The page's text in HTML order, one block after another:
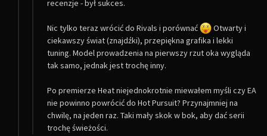
recenzje - był sukces.
Nic tylko teraz wrócić do Rivals i porównać
Otwarty i
ciekawszy świat (znajdźki), przepiękna grafika i lekki
tuning. Model prowadzenia na pierwszy rzut oka wygląda
tak samo, jednak jest trochę inny.
Po premierze Heat niejednokrotnie miewałem myśli czy EA
nie powinno powrócić do Hot Pursuit? Przynajmniej na
chwilę, na jeden raz. Taki mały skok w bok, aby dać serii
trochę świeżości.